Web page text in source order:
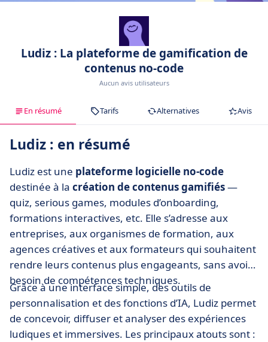
Ludiz : La plateforme de gamification de
contenus no-code
Aucun avis utilisateurs
En résumé Tarifs Alternatives Avis
Ludiz : en résumé
Ludiz est une plateforme logicielle no-code
destinée à la création de contenus gamifiés—
quiz, serious games, modules d’onboarding,
formations interactives, etc. Elle s’adresse aux
entreprises, aux organismes de formation, aux
agences créatives et aux formateurs qui souhaitent
rendre leurs contenus plus engageants, sans avoir
besoin de compétences techniques.
Grâce à une interface simple, des outils de
personnalisation et des fonctions d’IA, Ludiz permet
de concevoir, diffuser et analyser des expériences
ludiques et immersives. Les principaux atouts sont :